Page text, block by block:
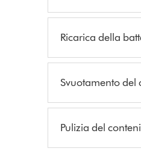
Ricarica della
Svuotamento del
Pulizia del